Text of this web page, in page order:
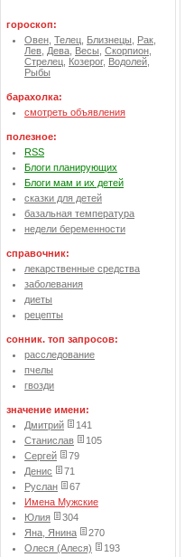
гороскоп:
Овен Телец Близнецы Рак
Лев Дева Весы Скорпион
Стрелец Козерог, Водолей
Рыбы
барахолка:
смотреть объявления
полезное:
RSS
Блоги планирующих
Блоги мам и их детей
сказки для детей
базальная температура
недели беременности
справочник:
лекарственные средства
заболевания
диеты
рецепты
сонник. топ запросов:
расследование
пчелы
гвозди
значение имени:
Дмитрий
141
Станислав
105
Сергей
79
Денис
71
Руслан
67
Имена Мужские
Юлия
304
Яна, Янина
270
Олеся (Алеся)
193